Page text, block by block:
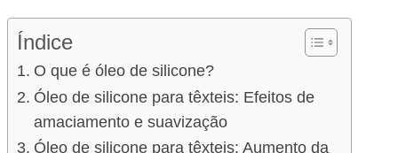
Índice
O que é óleo de silicone?
Óleo de silicone para têxteis: Efeitos de
amaciamento e suavização
Óleo de silicone para têxteis: Aumento da